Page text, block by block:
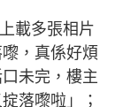
載多張相片
，真係好煩
未完，樓主
落嚟啦」；